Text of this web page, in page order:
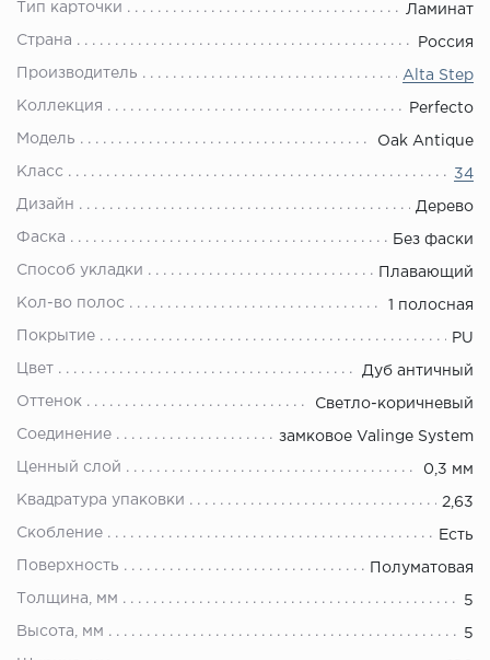
Тип карточки Ламинат
Страна Россия
Производитель Alta Step
Коллекция Perfecto
Модель Oak Antique
Класс 34
Дизайн Дерево
Фаска Без фаски
Способ укладки Плавающий
Кол-во полос 1 полосная
Покрытие PU
Цвет Дуб античный
Оттенок Светло-коричневый
Соединение замковое Valinge System
Ценный слой 0,3 мм
Квадратура упаковки 2,63
Скобление Есть
Поверхность Полуматовая
Толщина, мм 5
Высота, мм 5